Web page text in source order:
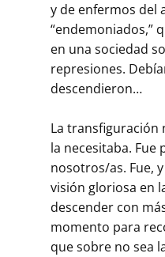
y de enfermos del
“endemoniados,”
en una sociedad
represiones.
descendieron…
La transfiguración
la necesitaba. Fue
nosotros/as. Fue,
visión gloriosa en
descender con
momento para
que sobre no sea